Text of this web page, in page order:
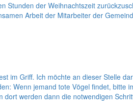
der Weihnachtszeit
Arbeit der Mitarbeiter der
im Griff. Ich möchte an dieser Stelle
Wenn jemand tote Vögel findet, bitte
werden dann die notwendigen